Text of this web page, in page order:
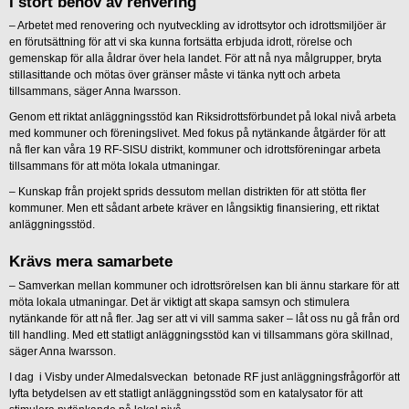
– Arbetet med renovering och nyutveckling av idrottsytor och idrottsmiljöer är
en förutsättning för att vi ska kunna fortsätta erbjuda idrott, rörelse och
gemenskap för alla åldrar över hela landet. För att nå nya målgrupper, bryta
stillasittande och mötas över gränser måste vi tänka nytt och arbeta
tillsammans, säger Anna Iwarsson.
Genom ett riktat anläggningsstöd kan Riksidrottsförbundet på lokal nivå arbeta
med kommuner och föreningslivet. Med fokus på nytänkande åtgärder för att
nå fler kan våra 19 RF-SISU distrikt, kommuner och idrottsföreningar arbeta
tillsammans för att möta lokala utmaningar.
– Kunskap från projekt sprids dessutom mellan distrikten för att stötta fler
kommuner. Men ett sådant arbete kräver en långsiktig finansiering, ett riktat
anläggningsstöd.
Krävs mera samarbete
– Samverkan mellan kommuner och idrottsrörelsen kan bli ännu starkare för att
möta lokala utmaningar. Det är viktigt att skapa samsyn och stimulera
nytänkande för att nå fler. Jag ser att vi vill samma saker – låt oss nu gå från ord
till handling. Med ett statligt anläggningsstöd kan vi tillsammans göra skillnad,
säger Anna Iwarsson.
I dag i Visby under Almedalsveckan betonade RF just anläggningsfrågorför att
lyfta betydelsen av ett statligt anläggningsstöd som en katalysator för att